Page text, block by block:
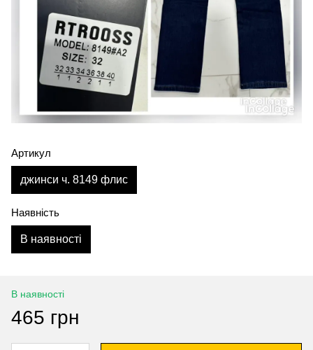
Артикул
джинси ч. 8149 флис
Наявність
В наявності
В наявності
465 грн